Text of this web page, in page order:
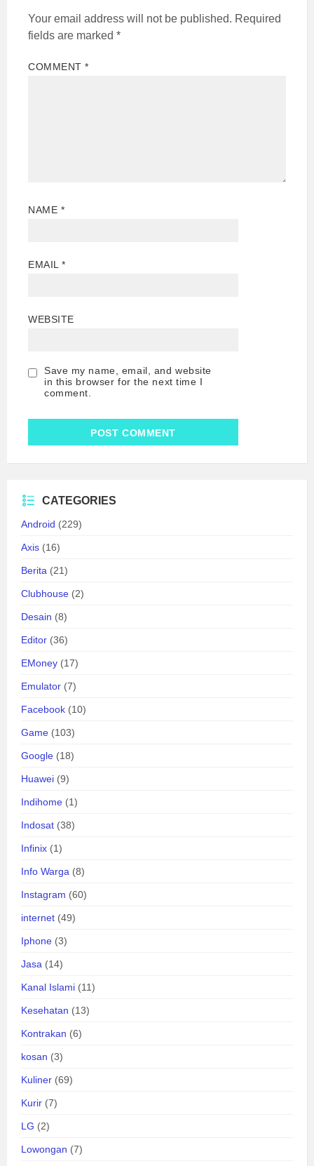
Your email address will not be published. Required
fields are marked *
COMMENT*
NAME *
EMAIL*
WEBSITE
Save my name, email, and website
in this browser for the next time I
comment.
CATEGORIES
Android (229)
Axis (16)
Berita (21)
Clubhouse (2)
Desain (8)
Editor (36)
EMoney (17)
Emulator (7)
Facebook (10)
Game (103)
Google (18)
Huawei (9)
Indihome (1)
Indosat (38)
Infinix (1)
Info Warga (8)
Instagram (60)
internet (49)
Iphone (3)
Jasa (14)
Kanal Islami (11)
Kesehatan (13)
Kontrakan (6)
kosan (3)
Kuliner (69)
Kurir (7)
LG (2)
Lowongan (7)